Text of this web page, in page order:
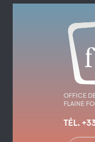
OFFICE
FLAINE
TÉL.